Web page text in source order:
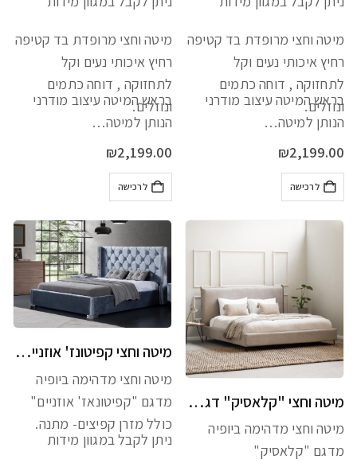
מיטה וחצי מרופדת בד קטיפה
רחיץ איכותי נעים וקל
לתחזוקה , דוחה כתמים
ונוזלים.
בראש המיטה עיצוב מודרני
הנותן למיטה…
₪2,199.00
לרכישה
מיטה וחצי מרופדת בד קטיפה
רחיץ איכותי נעים וקל
לתחזוקה , דוחה כתמים
ונוזלים.
בראש המיטה עיצוב מודרני
הנותן למיטה…
₪2,199.00
לרכישה
מיטה וחצי "קלאסיק" דגם 102 כולל מזרן מתנה
מיטה וחצי מדהימה ביופיה
מדגם "קלאסיק"
מיטה וחצי קפיטונז' אוזניים דגם 100 כולל מזרן מתנה
מיטה וחצי מדהימה ביופיה
מדגם "קפיטונאז' אוזניים"
כולל מזרן קפיצים- מתנה.
ניתן לקבל במגוון מידות